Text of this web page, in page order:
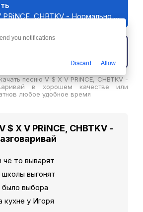
V $ X V PRiNCE, CHBTKV - Нормально разговаривай
песню V $ X V PRiNCE, CHBTKV -
в хорошем качестве или
любое удобное время
$ X V PRiNCE, CHBTKV -
чё то выварят
выгонят
было выбора
у Игоря
you notifications
Discard Allow